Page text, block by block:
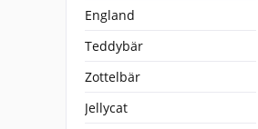
England
Teddybär
Zottelbär
Jellycat